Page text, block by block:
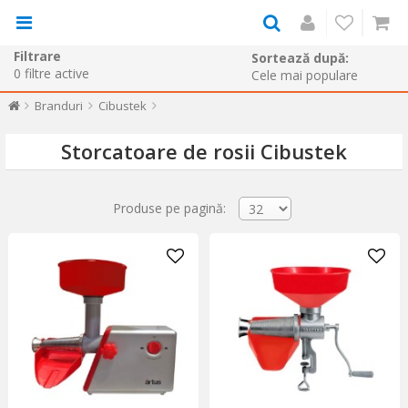
Filtrare
0 filtre active
Sortează după:
Branduri Cibustek
Storcatoare de rosii Cibustek
Produse pe pagină: